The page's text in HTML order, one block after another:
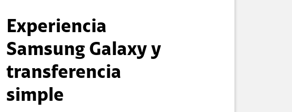
Experiencia
Samsung Galaxy y
transferencia
simple